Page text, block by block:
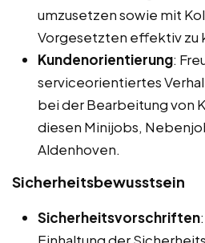
umzusetzen sowie mit
Vorgesetzten effektiv zu
Kundenorientierung:
serviceorientiertes
bei der Bearbeitung von
diesen Minijobs,
Aldenhoven.
Sicherheitsbewusstsein
Sicherheitsvorschriften